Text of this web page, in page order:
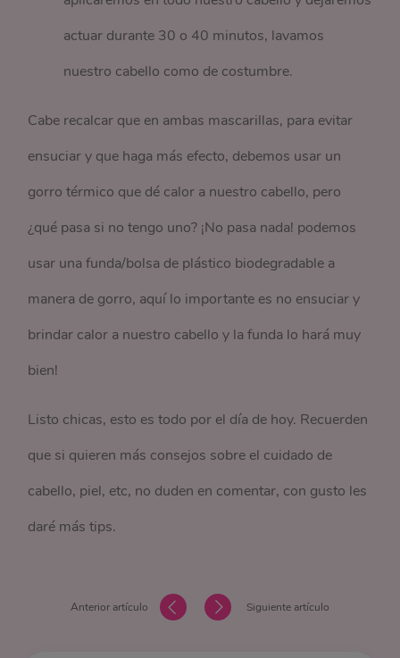
actuar durante 30 o 40 minutos, lavamos
nuestro cabello como de costumbre.
Cabe recalcar que en ambas mascarillas, para evitar
ensuciar y que haga más efecto, debemos usar un
gorro térmico que dé calor a nuestro cabello, pero
¿qué pasa si no tengo uno? ¡No pasa nada! podemos
usar una funda/bolsa de plástico biodegradable a
manera de gorro, aquí lo importante es no ensuciar y
brindar calor a nuestro cabello y la funda lo hará muy
bien!
Listo chicas, esto es todo por el día de hoy. Recuerden
que si quieren más consejos sobre el cuidado de
cabello, piel, etc, no duden en comentar, con gusto les
daré más tips.
Anterior artículo Siguiente artículo